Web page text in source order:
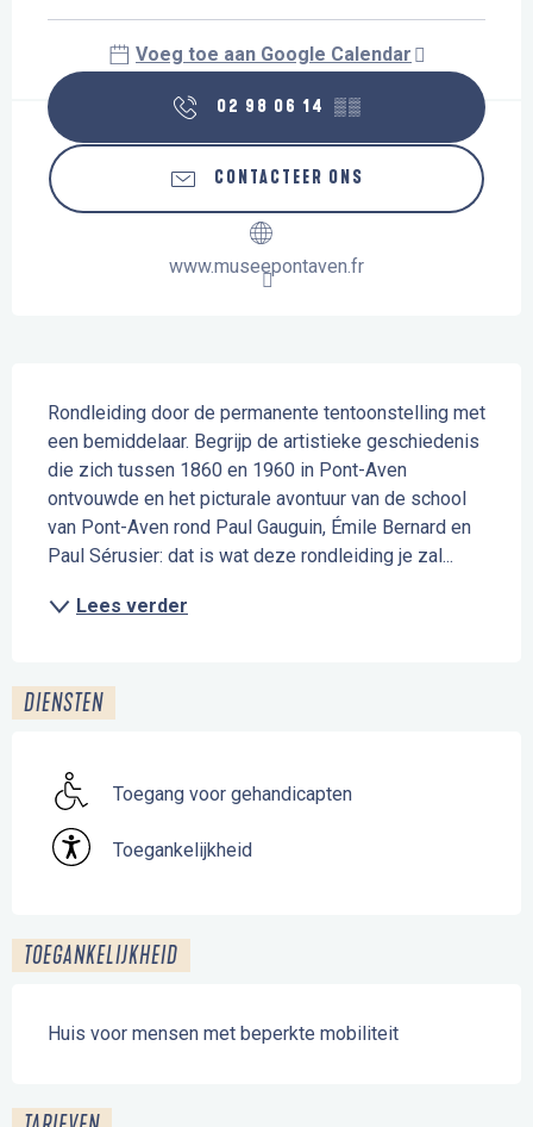
Voeg toe aan Google Calendar
02 98 06 14 ▒▒
CONTACTEER ONS
www.museepontaven.fr
Rondleiding door de permanente tentoonstelling met
een bemiddelaar. Begrijp de artistieke geschiedenis
die zich tussen 1860 en 1960 in Pont-Aven
ontvouwde en het picturale avontuur van de school
van Pont-Aven rond Paul Gauguin, Émile Bernard en
Paul Sérusier: dat is wat deze rondleiding je zal...
Lees verder
DIENSTEN
Toegang voor gehandicapten
Toegankelijkheid
TOEGANKELIJKHEID
Huis voor mensen met beperkte mobiliteit